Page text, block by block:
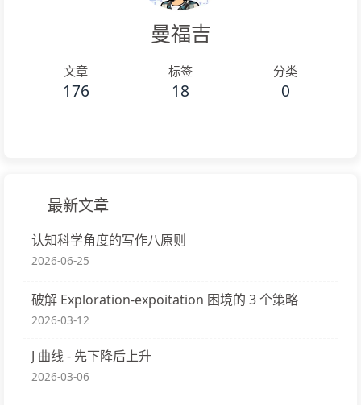
曼福吉
文章
176
标签
18
分类
0
最新文章
认知科学角度的写作八原则
2026-06-25
破解 Exploration-expoitation 困境的 3 个策略
2026-03-12
J 曲线 - 先下降后上升
2026-03-06